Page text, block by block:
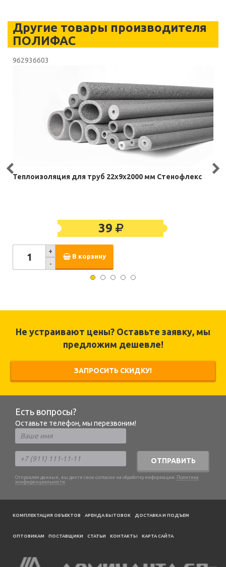
Другие товары производителя
ПОЛИФАС
962936603
Теплоизоляция для труб 22х9х2000 мм Стенофлекс
39
+
-
В корзину
Не устраивают цены? Оставьте заявку, мы
предложим дешевле!
ЗАПРОСИТЬ СКИДКУ!
Есть вопросы?
Оставьте телефон, мы перезвоним!
ОТПРАВИТЬ
Отправляя данные, вы даете свое согласие на обработку информации. Политика
конфиденциальности .
КОМПЛЕКТАЦИЯ ОБЪЕКТОВ АРЕНДА БЫТОВОК ДОСТАВКА И ПОДЪЕМ
ОПТОВИКАМ ПОСТАВЩИКИ CТАТЬИ КОНТАКТЫ КАРТА САЙТА